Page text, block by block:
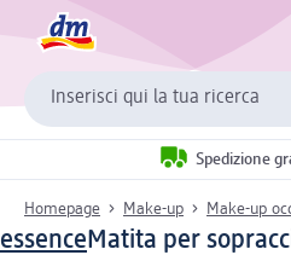
Inserisci qui la tua ricerca
Spedizione
Homepage Make-up Make-up
essenceMatita per